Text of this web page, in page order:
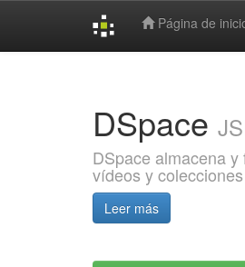
Página de
DSpace
DSpace almacena
vídeos y
Leer más